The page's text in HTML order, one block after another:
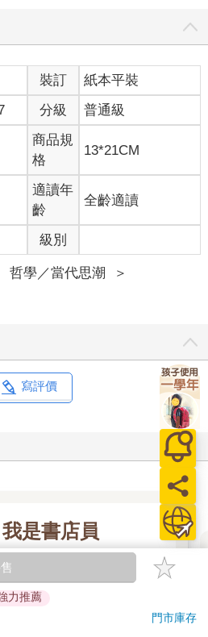
動、信念所代表的真相到底有無任
。在這種狀況下，清教徒一詞不具
。這個詞彙比較像是進入俱樂部的
用方式「讓我們看到，這樣的共識
題的探究」—這有可能是通篇最重
效展現我得到某個團體的接納，我
彙的用法從任何一種標準來看到底
別人「像清教徒一樣」，會認真地
教徒—也就是說，致力於不去思
量到這篇文章是在網路變成跨文化
貴。思考讓人類無法「分享我們自
別是在網路環境下，靠著「喜
評論來總結她的反省：在這種環境
會遭受不被理解的懲罰」。這不是
打壓異端的社會裡（雖然從某種程
反而只是追求共識的本能過度肥大
思考，你就必須縮減「過度肥大的
到那種本能之強大，親愛的讀者，
的時代裡更加發揚光大，因為我們
通常都是廢話的混亂洪流。這不是
幾乎一個世紀前寫到一種現象，而
「在這個時代，有這麼多事要去了
同的意義來使用相同的字詞，每個
一點點，以至於對任何人來說，我
裝訂
紙本平裝
分級 普通級
商品規
格
13*21CM
適讀年
齡
全齡適讀
級別
哲學／當代思潮
＞
寫評價
是書店員
客，無論是基於什麼目
，都是希望透過這本書來
力推薦
門市庫存